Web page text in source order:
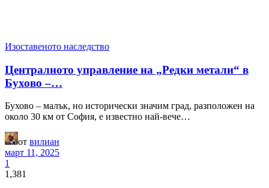
Изоставеното наследство
Централното управление на „Редки метали“ в
Бухово –…
Бухово – малък, но исторически значим град, разположен на
около 30 км от София, е известно най-вече…
от вилиан
март 11, 2025
1
1,381